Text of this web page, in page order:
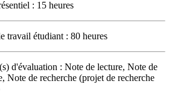
: 15 heures
travail étudiant : 80 heures
d'évaluation : Note de lecture, Note de
Note de recherche (projet de recherche